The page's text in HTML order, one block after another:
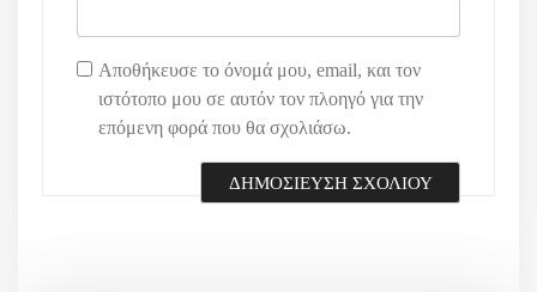
Αποθήκευσε το όνομά μου, email, και τον
ιστότοπο μου σε αυτόν τον πλοηγό για την
επόμενη φορά που θα σχολιάσω.